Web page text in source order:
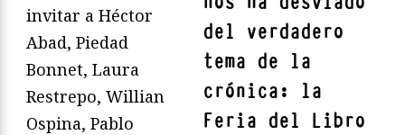
del verdadero
tema de la
crónica: la
Feria del Libro
invitar a Héctor
Abad, Piedad
Bonnet, Laura
Restrepo, Willian
Ospina, Pablo